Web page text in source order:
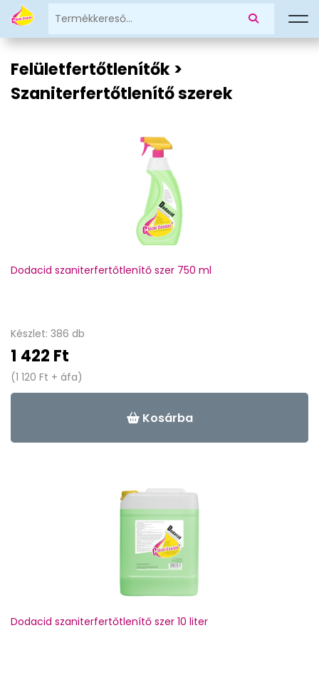
Felületfertőtlenítők >
Szaniterfertőtlenítő szerek
Dodacid szaniterfertőtlenítő szer 750 ml
Készlet: 386 db
1 422 Ft
(1 120 Ft + áfa)
Kosárba
Dodacid szaniterfertőtlenítő szer 10 liter